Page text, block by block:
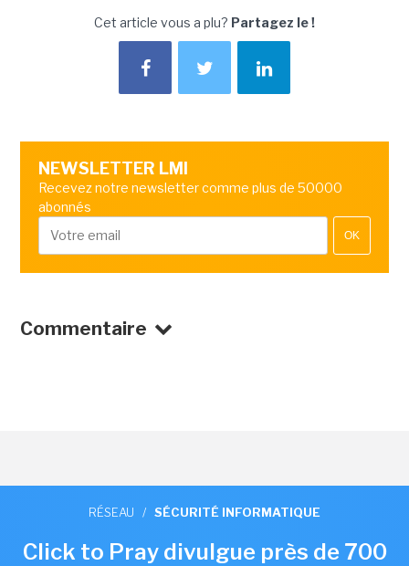
Cet article vous a plu? Partagez le !
NEWSLETTER LMI
Recevez notre newsletter comme plus de 50000
abonnés
OK
Commentaire
RÉSEAU / SÉCURITÉ INFORMATIQUE
Click to Pray divulgue près de 700